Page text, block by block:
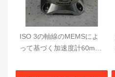
ISO 3の軸線のMEMSによ
って基づく加速度計60mA